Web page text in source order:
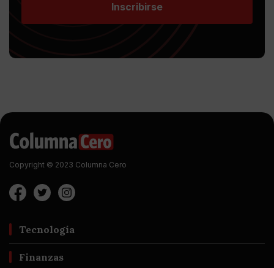
Inscribirse
Copyright © 2023 Columna Cero
Tecnología
Finanzas